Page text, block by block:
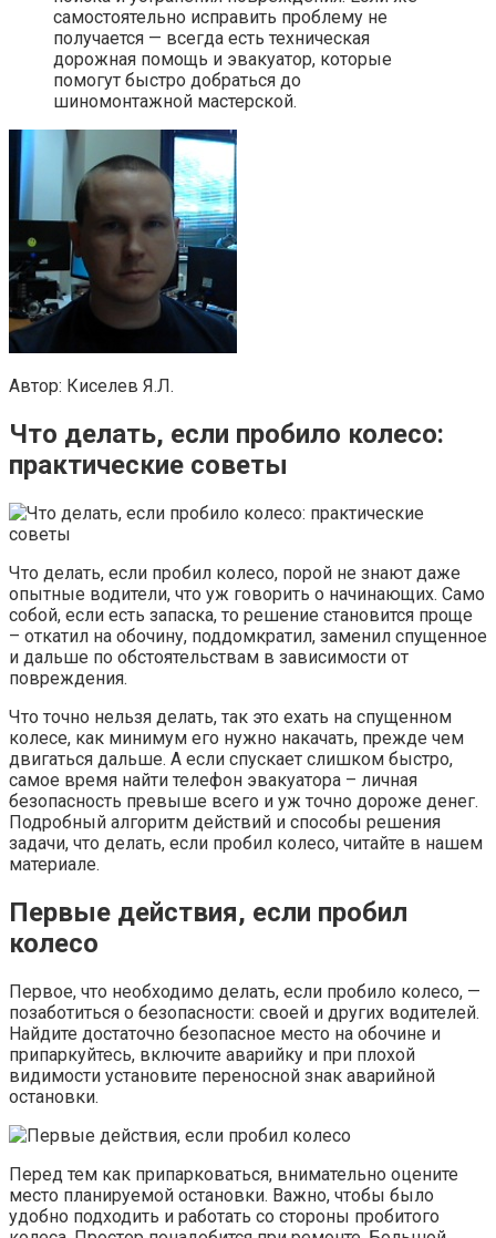
самостоятельно исправить проблему не
получается — всегда есть техническая
дорожная помощь и эвакуатор, которые
помогут быстро добраться до
шиномонтажной мастерской.
Автор: Киселев Я.Л.
Что делать, если пробило колесо:
практические советы
Что делать, если пробил колесо, порой не знают даже
опытные водители, что уж говорить о начинающих. Само
собой, если есть запаска, то решение становится проще
– откатил на обочину, поддомкратил, заменил спущенное
и дальше по обстоятельствам в зависимости от
повреждения.
Что точно нельзя делать, так это ехать на спущенном
колесе, как минимум его нужно накачать, прежде чем
двигаться дальше. А если спускает слишком быстро,
самое время найти телефон эвакуатора – личная
безопасность превыше всего и уж точно дороже денег.
Подробный алгоритм действий и способы решения
задачи, что делать, если пробил колесо, читайте в нашем
материале.
Первые действия, если пробил
колесо
Первое, что необходимо делать, если пробило колесо, —
позаботиться о безопасности: своей и других водителей.
Найдите достаточно безопасное место на обочине и
припаркуйтесь, включите аварийку и при плохой
видимости установите переносной знак аварийной
остановки.
Перед тем как припарковаться, внимательно оцените
место планируемой остановки. Важно, чтобы было
удобно подходить и работать со стороны пробитого